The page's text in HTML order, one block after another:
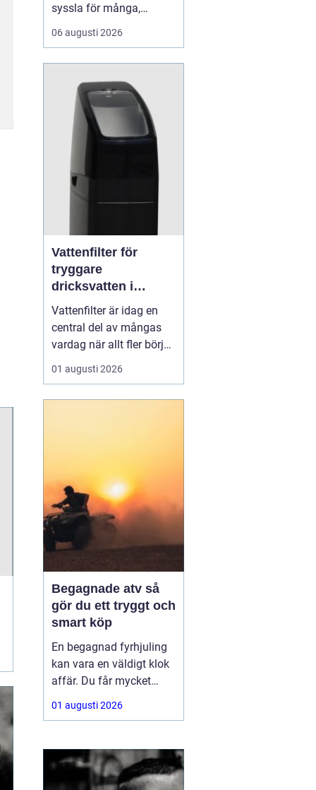
syssla för många,
oavsett om det handlar
om att ha en prunkande
balkongträdgård i stan.
En av de mest effektiva
och este...
06 augusti 2026
Vattenfilter för
tryggare
dricksvatten i
vardagen
Vattenfilter är idag en
central del av mångas
vardag när allt fler börjar
fundera på kvaliteten på
vattnet som kommer ur
hårt vat...
01 augusti 2026
Begagnade atv så
gör du ett tryggt och
smart köp
En begagnad fyrhjuling
kan vara en väldigt klok
affär. Du får mycket
funktion för pengarna
och slipper den största
ofta kommer direkt när
en maskin är ny.
Samtidigt kräver ett
01 augusti 2026